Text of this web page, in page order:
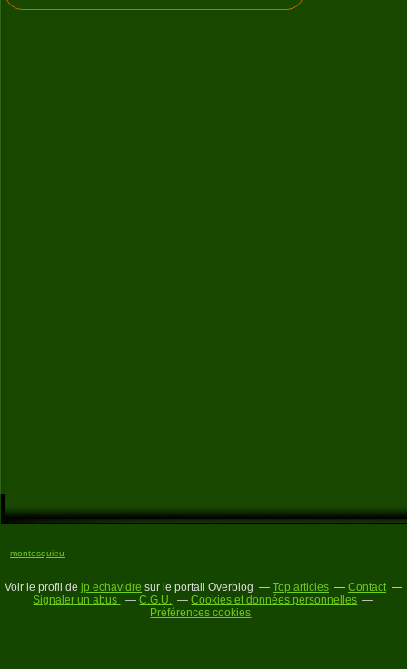
montesquieu
Voir le profil de jp echavidre sur le portail Overblog Top articles
Contact
Signaler un abus
C.G.U.
Cookies et données personnelles
Préférences cookies